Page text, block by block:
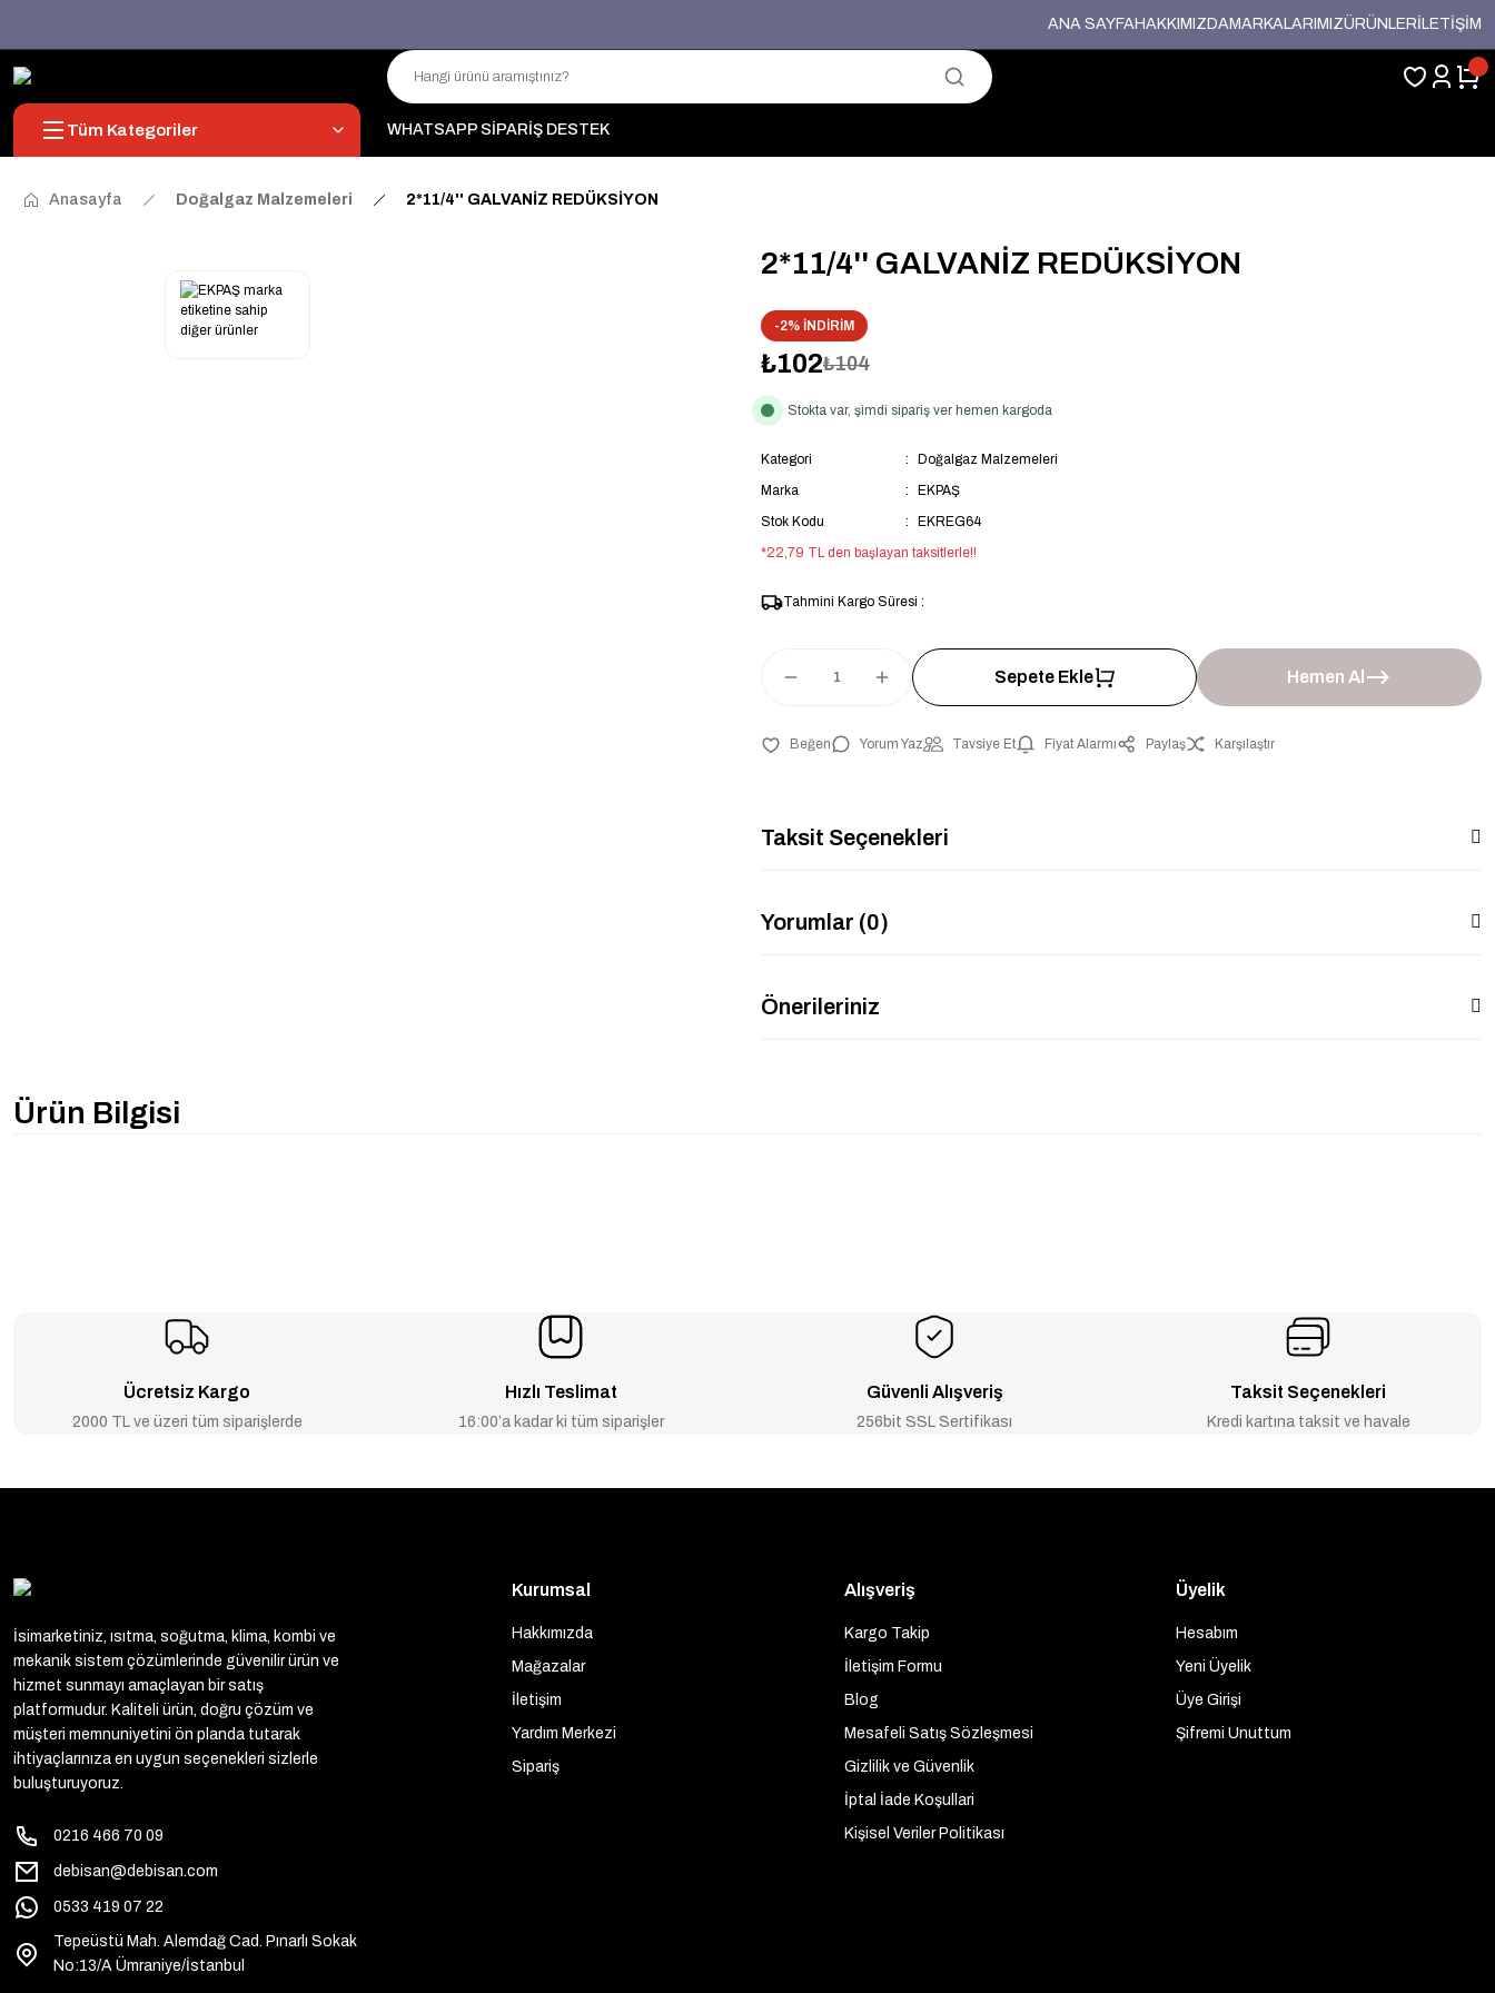
ANA SAYFAHAKKIMIZDAMARKALARIMIZÜRÜNLERİLETİŞİM
Tüm Kategoriler WHATSAPP SİPARİŞ DESTEK
Anasayfa Doğalgaz Malzemeleri 2*11/4'' GALVANİZ REDÜKSİYON
2*11/4'' GALVANİZ REDÜKSİYON
-2% İNDİRİM
₺102₺104
Stokta var, şimdi sipariş ver hemen kargoda
Kategori
Doğalgaz Malzemeleri
Marka
EKPAŞ
Stok Kodu
EKREG64
*22,79 TL den başlayan taksitlerle!!
Tahmini Kargo Süresi :
Sepete Ekle Hemen Al
Yorum Yaz Tavsiye Et Fiyat Alarmı Paylaş Karşılaştır
Taksit Seçenekleri
Yorumlar (0)
Önerileriniz
Ürün Bilgisi
Ücretsiz Kargo
2000 TL ve üzeri tüm siparişlerde
Hızlı Teslimat
16:00’a kadar ki tüm siparişler
Güvenli Alışveriş
256bit SSL Sertifikası
Taksit Seçenekleri
Kredi kartına taksit ve havale
İsimarketiniz, ısıtma, soğutma, klima, kombi ve
mekanik sistem çözümlerinde güvenilir ürün ve
hizmet sunmayı amaçlayan bir satış
platformudur. Kaliteli ürün, doğru çözüm ve
müşteri memnuniyetini ön planda tutarak
ihtiyaçlarınıza en uygun seçenekleri sizlerle
buluşturuyoruz.
0216 466 70 09
debisan@debisan.com
0533 419 07 22
Tepeüstü Mah. Alemdağ Cad. Pınarlı Sokak
No:13/A Ümraniye/İstanbul
Kurumsal
Hakkımızda
Mağazalar
İletişim
Yardım Merkezi
Sipariş
Alışveriş
Kargo Takip
İletişim Formu
Blog
Mesafeli Satış Sözleşmesi
Gizlilik ve Güvenlik
İptal İade Koşullari
Kişisel Veriler Politikası
Üyelik
Hesabım
Yeni Üyelik
Üye Girişi
Şifremi Unuttum